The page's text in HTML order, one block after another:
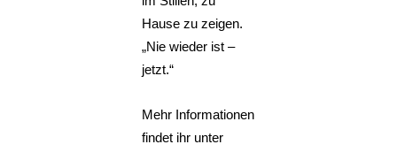
Hause zu zeigen.
„Nie wieder ist –
jetzt.“
Mehr Informationen
findet ihr unter